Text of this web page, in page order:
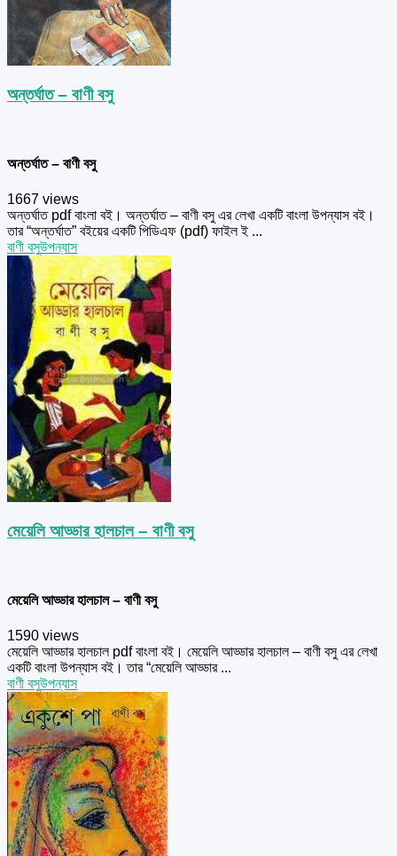
অন্তর্ঘাত – বাণী বসু
অন্তর্ঘাত – বাণী বসু
1667 views
অন্তর্ঘাত pdf বাংলা বই। অন্তর্ঘাত – বাণী বসু এর লেখা একটি বাংলা উপন্যাস বই।
তার “অন্তর্ঘাত” বইয়ের একটি পিডিএফ (pdf) ফাইল ই ...
বাণী বসুউপন্যাস
মেয়েলি আড্ডার হালচাল – বাণী বসু
মেয়েলি আড্ডার হালচাল – বাণী বসু
1590 views
মেয়েলি আড্ডার হালচাল pdf বাংলা বই। মেয়েলি আড্ডার হালচাল – বাণী বসু এর লেখা
একটি বাংলা উপন্যাস বই। তার “মেয়েলি আড্ডার ...
বাণী বসুউপন্যাস